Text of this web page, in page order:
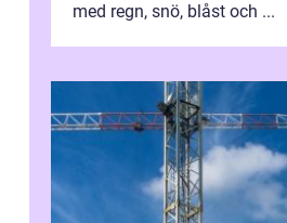
med regn, snö, blåst och ...